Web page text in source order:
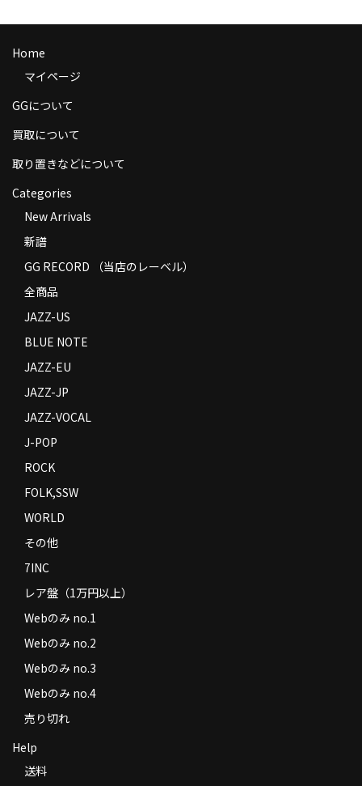
商品の発送
お支払い方法
返品
Privacy Policy
特定商取引法に基づく表示
Home
マイページ
GGについて
買取について
取り置きなどについて
Categories
New Arrivals
新譜
GG RECORD （当店のレーベル）
全商品
JAZZ-US
BLUE NOTE
JAZZ-EU
JAZZ-JP
JAZZ-VOCAL
J-POP
ROCK
FOLK,SSW
WORLD
その他
7INC
レア盤（1万円以上）
Webのみ no.1
Webのみ no.2
Webのみ no.3
Webのみ no.4
売り切れ
Help
送料